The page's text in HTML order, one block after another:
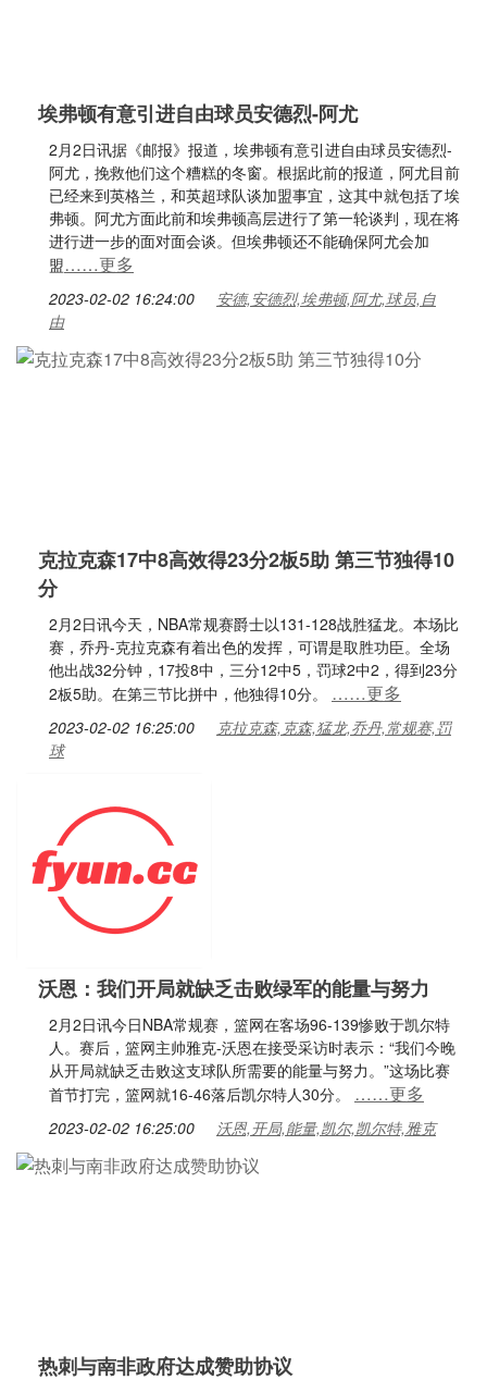
埃弗顿有意引进自由球员安德烈-阿尤
2月2日讯据《邮报》报道，埃弗顿有意引进自由球员安德烈-
阿尤，挽救他们这个糟糕的冬窗。根据此前的报道，阿尤目前
已经来到英格兰，和英超球队谈加盟事宜，这其中就包括了埃
弗顿。阿尤方面此前和埃弗顿高层进行了第一轮谈判，现在将
进行进一步的面对面会谈。但埃弗顿还不能确保阿尤会加
盟……更多
2023-02-02 16:24:00
安德,安德烈,埃弗顿,阿尤,球员,自
由
克拉克森17中8高效得23分2板5助 第三节独得10
分
2月2日讯今天，NBA常规赛爵士以131-128战胜猛龙。本场比
赛，乔丹-克拉克森有着出色的发挥，可谓是取胜功臣。全场
他出战32分钟，17投8中，三分12中5，罚球2中2，得到23分
2板5助。在第三节比拼中，他独得10分。 ……更多
2023-02-02 16:25:00
克拉克森,克森,猛龙,乔丹,常规赛,罚
球
沃恩：我们开局就缺乏击败绿军的能量与努力
2月2日讯今日NBA常规赛，篮网在客场96-139惨败于凯尔特
人。赛后，篮网主帅雅克-沃恩在接受采访时表示：“我们今晚
从开局就缺乏击败这支球队所需要的能量与努力。”这场比赛
首节打完，篮网就16-46落后凯尔特人30分。 ……更多
2023-02-02 16:25:00 沃恩,开局,能量,凯尔,凯尔特,雅克
热刺与南非政府达成赞助协议